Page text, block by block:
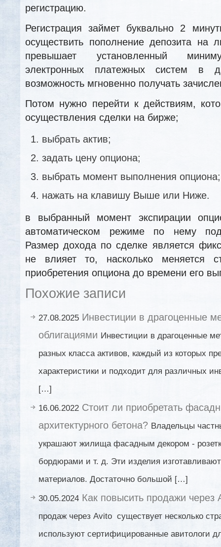
регистрацию.
Регистрация займет буквально 2
осуществить пополнение депозита на
превышает установленный
электронных платежных систем в
возможность мгновенно получать
Потом нужно перейти к действиям,
осуществления сделки на бирже;
выбрать актив;
задать цену опциона;
выбрать момент выполнения опциона;
нажать на клавишу Выше или Ниже.
в выбранный момент экспирации
автоматическом режиме по нему
Размер дохода по сделке является
не влияет то, насколько меняется
приобретения опциона до времени его
Похожие записи
27.08.2025 Инвестиции в драгоценные
облигациями Инвестиции в драгоценные
разных класса активов, каждый из которых
характеристики и подходит для различных
[…]
16.06.2022 Стоит ли приобретать
архитектурного бетона? Владельцы
украшают жилища фасадным декором -
бордюрами и т. д. Эти изделия
материалов. Достаточно большой […]
30.05.2024 Как повысить продажи через
продаж через Avito существует несколько
используют сертифицированные авитологи